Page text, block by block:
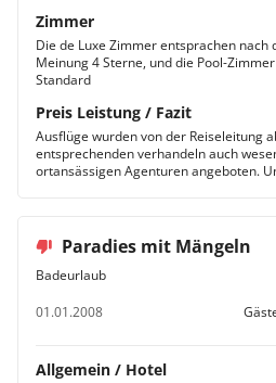
Zimmer
Die de Luxe Zimmer entsprachen
Meinung 4 Sterne, und die Pool-
Standard
Preis Leistung / Fazit
Ausflüge wurden von der Reiseleitung
entsprechenden verhandeln auch
ortansässigen Agenturen angeboten.
Paradies mit Mängeln
Badeurlaub
01.01.2008
Allgemein / Hotel